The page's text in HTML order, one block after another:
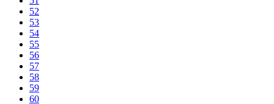
52
53
54
55
56
57
58
59
60